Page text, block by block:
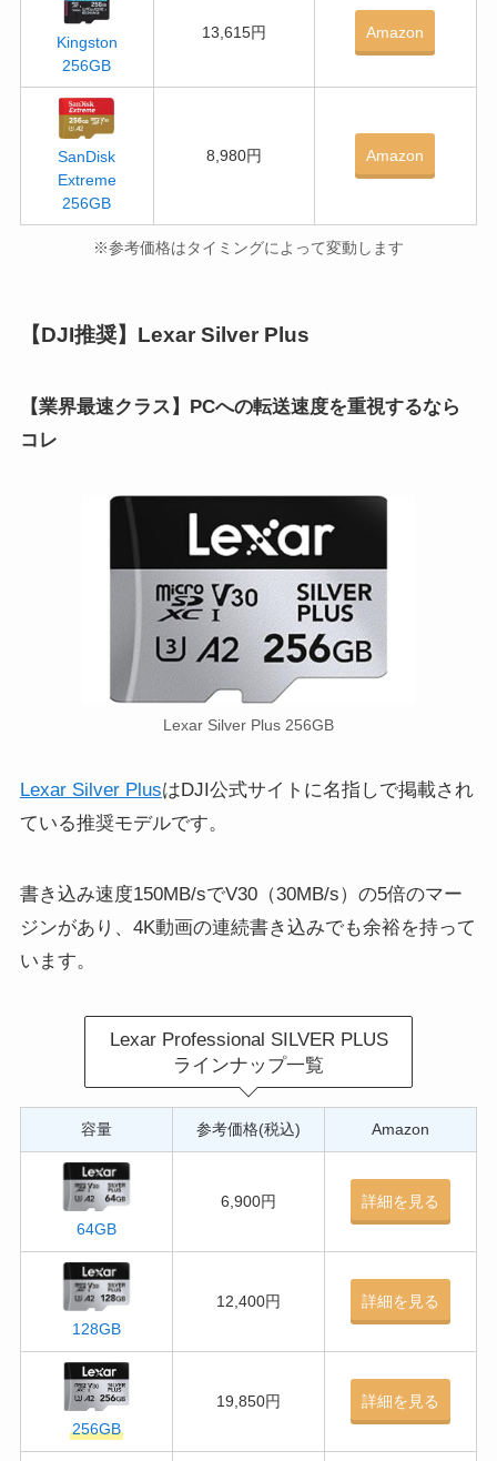
Kingston
256GB
13,615円 Amazon
SanDisk
Extreme
256GB
8,980円 Amazon
※参考価格はタイミングによって変動します
【DJI推奨】Lexar Silver Plus
【業界最速クラス】PCへの転送速度を重視するなら
コレ
Lexar Silver Plus 256GB
Lexar Silver PlusはDJI公式サイトに名指しで掲載され
ている推奨モデルです。
書き込み速度150MB/sでV30（30MB/s）の5倍のマー
ジンがあり、4K動画の連続書き込みでも余裕を持って
います。
Lexar Professional SILVER PLUS
ラインナップ一覧
容量 参考価格(税込) Amazon
64GB
6,900円 詳細を見る
128GB
12,400円 詳細を見る
256GB
19,850円 詳細を見る